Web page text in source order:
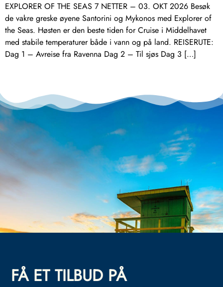
EXPLORER OF THE SEAS 7 NETTER – 03. OKT 2026 Besøk
de vakre greske øyene Santorini og Mykonos med Explorer of
the Seas. Høsten er den beste tiden for Cruise i Middelhavet
med stabile temperaturer både i vann og på land. REISERUTE:
Dag 1 – Avreise fra Ravenna Dag 2 – Til sjøs Dag 3 […]
FÅ ET TILBUD PÅ